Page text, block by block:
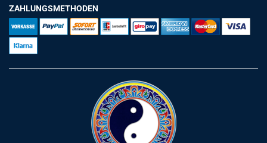
ZAHLUNGSMETHODEN